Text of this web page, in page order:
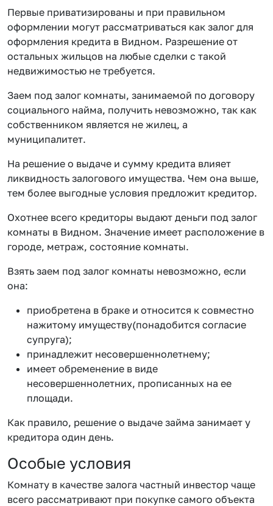
Первые приватизированы и при правильном
оформлении могут рассматриваться как залог для
оформления кредита в Видном. Разрешение от
остальных жильцов на любые сделки с такой
недвижимостью не требуется.
Заем под залог комнаты, занимаемой по договору
социального найма, получить невозможно, так как
собственником является не жилец, а
муниципалитет.
На решение о выдаче и сумму кредита влияет
ликвидность залогового имущества. Чем она выше,
тем более выгодные условия предложит кредитор.
Охотнее всего кредиторы выдают деньги под залог
комнаты в Видном. Значение имеет расположение в
городе, метраж, состояние комнаты.
Взять заем под залог комнаты невозможно, если
она:
приобретена в браке и относится к совместно
нажитому имуществу(понадобится согласие
супруга);
принадлежит несовершеннолетнему;
имеет обременение в виде
несовершеннолетних, прописанных на ее
площади.
Как правило, решение о выдаче займа занимает у
кредитора один день.
Особые условия
Комнату в качестве залога частный инвестор чаще
всего рассматривают при покупке самого объекта